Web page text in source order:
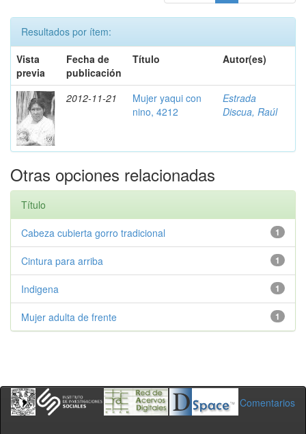
Resultados por ítem:
Vista
previa
Fecha de
publicación
Título Autor(es)
2012-11-21
Mujer yaqui con
nino, 4212
Estrada
Discua, Raúl
Otras opciones relacionadas
Título
1
Cabeza cubierta gorro tradicional
1
Cintura para arriba
1
Indigena
1
Mujer adulta de frente
Comentarios